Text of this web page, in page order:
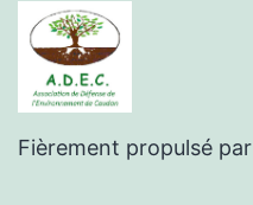
Fièrement propulsé par